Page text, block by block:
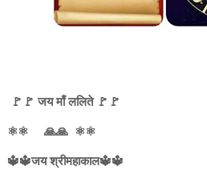
🚩🚩 जय माँ ललिते 🚩🚩
⚛️⚛️ 🙏🙏 ⚛️⚛️
🔱🔱जय श्रीमहाकाल🔱🔱